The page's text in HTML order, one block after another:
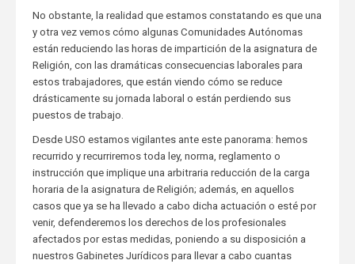
No obstante, la realidad que estamos constatando es que una
y otra vez vemos cómo algunas Comunidades Autónomas
están reduciendo las horas de impartición de la asignatura de
Religión, con las dramáticas consecuencias laborales para
estos trabajadores, que están viendo cómo se reduce
drásticamente su jornada laboral o están perdiendo sus
puestos de trabajo.
Desde USO estamos vigilantes ante este panorama: hemos
recurrido y recurriremos toda ley, norma, reglamento o
instrucción que implique una arbitraria reducción de la carga
horaria de la asignatura de Religión; además, en aquellos
casos que ya se ha llevado a cabo dicha actuación o esté por
venir, defenderemos los derechos de los profesionales
afectados por estas medidas, poniendo a su disposición a
nuestros Gabinetes Jurídicos para llevar a cabo cuantas